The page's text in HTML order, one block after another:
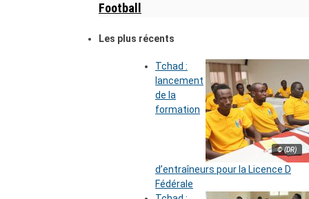
Football
Les plus récents
© (DR)
Tchad :
lancement
de la
formation
d’entraîneurs pour la Licence D
Fédérale